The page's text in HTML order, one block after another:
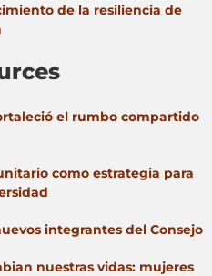
de la resiliencia de
el rumbo compartido
como estrategia para
integrantes del Consejo
nuestras vidas: mujeres